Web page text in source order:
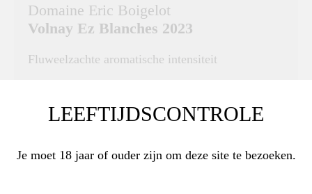
Domaine Eric Boigelot
Volnay Ez Blanches 2023
Fluweelzachte aromatische intensiteit
LEEFTIJDSCONTROLE
Je moet 18 jaar of ouder zijn om deze site te bezoeken.